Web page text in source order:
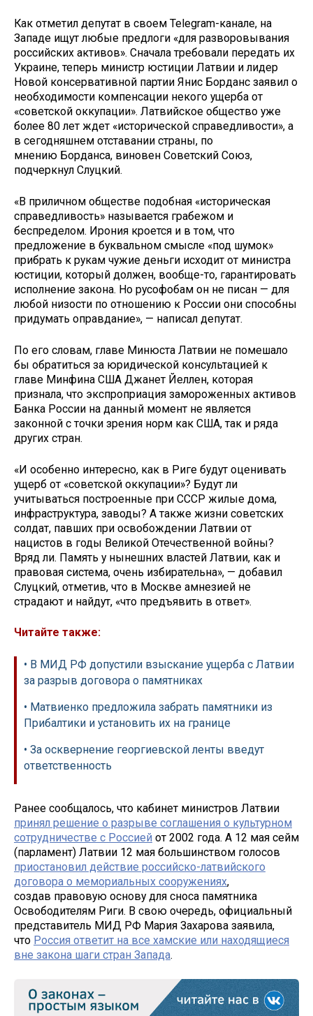
Как отметил депутат в своем Telegram-канале, на
Западе ищут любые предлоги «для разворовывания
российских активов». Сначала требовали передать их
Украине, теперь министр юстиции Латвии и лидер
Новой консервативной партии Янис Борданс заявил о
необходимости компенсации некого ущерба от
«советской оккупации». Латвийское общество уже
более 80 лет ждет «исторической справедливости», а
в сегодняшнем отставании страны, по
мнению Борданса, виновен Советский Союз,
подчеркнул Слуцкий.
«В приличном обществе подобная «историческая
справедливость» называется грабежом и
беспределом. Ирония кроется и в том, что
предложение в буквальном смысле «под шумок»
прибрать к рукам чужие деньги исходит от министра
юстиции, который должен, вообще-то, гарантировать
исполнение закона. Но русофобам он не писан — для
любой низости по отношению к России они способны
придумать оправдание», — написал депутат.
По его словам, главе Минюста Латвии не помешало
бы обратиться за юридической консультацией к
главе Минфина США Джанет Йеллен, которая
признала, что экспроприация замороженных активов
Банка России на данный момент не является
законной с точки зрения норм как США, так и ряда
других стран.
«И особенно интересно, как в Риге будут оценивать
ущерб от «советской оккупации»? Будут ли
учитываться построенные при СССР жилые дома,
инфраструктура, заводы? А также жизни советских
солдат, павших при освобождении Латвии от
нацистов в годы Великой Отечественной войны?
Вряд ли. Память у нынешних властей Латвии, как и
правовая система, очень избирательна», — добавил
Слуцкий, отметив, что в Москве амнезией не
страдают и найдут, «что предъявить в ответ».
Читайте также:
• В МИД РФ допустили взыскание ущерба с Латвии
за разрыв договора о памятниках
• Матвиенко предложила забрать памятники из
Прибалтики и установить их на границе
• За осквернение георгиевской ленты введут
ответственность
Ранее сообщалось, что кабинет министров Латвии
принял решение о разрыве соглашения о культурном
сотрудничестве с Россией от 2002 года. А 12 мая сейм
(парламент) Латвии 12 мая большинством голосов
приостановил действие российско-латвийского
договора о мемориальных сооружениях,
создав правовую основу для сноса памятника
Освободителям Риги. В свою очередь, официальный
представитель МИД РФ Мария Захарова заявила,
что Россия ответит на все хамские или находящиеся
вне закона шаги стран Запада.